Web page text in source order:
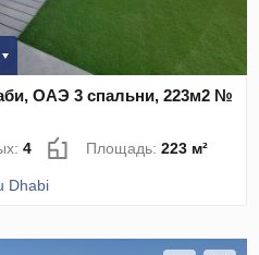
ОАЭ 3 спальни, 223м2 №
4 Площадь:223 м²
Dhabi